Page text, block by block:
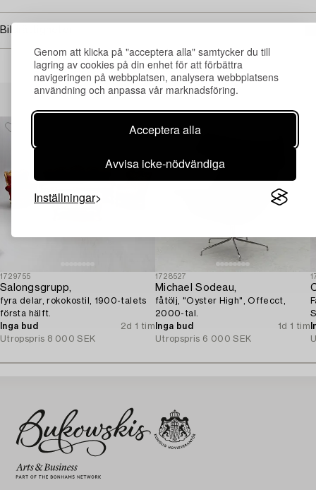
Genom att klicka på "acceptera alla" samtycker du till
lagring av cookies på din enhet för att förbättra
navigeringen på webbplatsen, analysera webbplatsens
användning och anpassa vår marknadsföring.
Acceptera alla
Avvisa icke-nödvändiga
Inställningar
Bildrättigheter
Andra har även tittat på
1729755
Salongsgrupp,
fyra delar, rokokostil, 1900-talets
första hälft.
Inga bud
2d 1 tim
Utropspris 8 000 SEK
1728527
Michael Sodeau,
fåtölj, "Oyster High", Offecct,
2000-tal.
Inga bud
1d 1 tim
Utropspris 6 000 SEK